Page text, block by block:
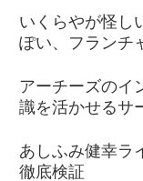
いくらやが怪し
ぽい、フランチ
アーチーズのイ
識を活かせるサ
あしふみ健幸ラ
徹底検証